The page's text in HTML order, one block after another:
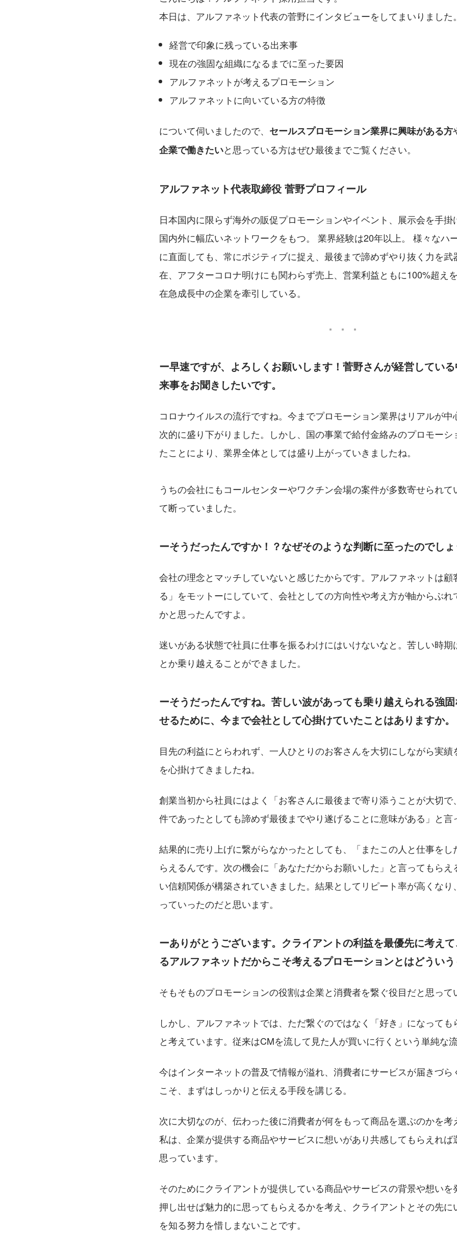
本日は、アルファネット代表の菅野にインタビューをしてまいりました
経営で印象に残っている出来事
現在の強固な組織になるまでに至った要因
アルファネットが考えるプロモーション
アルファネットに向いている方の特徴
について伺いましたので、 セールスプロモーション業界に興味がある方
企業で働きたいと思っている方はぜひ最後までご覧ください。
アルファネット代表取締役 菅野プロフィール
日本国内に限らず海外の販促プロモーションやイベント、展示会を手
国内外に幅広いネットワークをもつ。 業界経験は20年以上。 様々なハ
に直面しても、常にポジティブに捉え、最後まで諦めずやり抜く力を武
在、アフターコロナ明けにも関わらず売上、営業利益ともに100%超え
在急成長中の企業を牽引している。
ー早速ですが、よろしくお願いします！菅野さんが経営してい
来事をお聞きしたいです。
コロナウイルスの流行ですね。今までプロモーション業界はリアルが
次的に盛り下がりました。しかし、国の事業で給付金絡みのプロモーシ
たことにより、業界全体としては盛り上がっていきましたね。
うちの会社にもコールセンターやワクチン会場の案件が多数寄せられ
て断っていました。
ーそうだったんですか！？なぜそのような判断に至ったのでし
会社の理念とマッチしていないと感じたからです。アルファネットは顧
る」をモットーにしていて、会社としての方向性や考え方が軸からぶ
かと思ったんですよ。
迷いがある状態で社員に仕事を振るわけにはいけないなと。苦しい時期
とか乗り越えることができました。
ーそうだったんですね。苦しい波があっても乗り越えられる強
せるために、今まで会社として心掛けていたことはありますか。
目先の利益にとらわれず、一人ひとりのお客さんを大切にしながら実
を心掛けてきましたね。
創業当初から社員にはよく「お客さんに最後まで寄り添うことが大切で
件であったとしても諦めず最後までやり遂げることに意味がある」と言
結果的に売り上げに繋がらなかったとしても、「またこの人と仕事をし
らえるんです。次の機会に「あなただからお願いした」と言ってもら
い信頼関係が構築されていきました。結果としてリピート率が高くなり
っていったのだと思います。
ーありがとうございます。クライアントの利益を最優先に考え
るアルファネットだからこそ考えるプロモーションとはどうい
そもそものプロモーションの役割は企業と消費者を繋ぐ役目だと思って
しかし、アルファネットでは、ただ繋ぐのではなく「好き」になって
と考えています。従来はCMを流して見た人が買いに行くという単純な
今はインターネットの普及で情報が溢れ、消費者にサービスが届きづら
こそ、まずはしっかりと伝える手段を講じる。
次に大切なのが、伝わった後に消費者が何をもって商品を選ぶのかを考
私は、企業が提供する商品やサービスに想いがあり共感してもらえれば
思っています。
そのためにクライアントが提供している商品やサービスの背景や想いを
押し出せば魅力的に思ってもらえるかを考え、クライアントとその先に
を知る努力を惜しまないことです。